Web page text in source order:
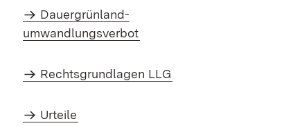
Dauergrünland-
umwandlungsverbot
Rechtsgrundlagen LLG
Urteile